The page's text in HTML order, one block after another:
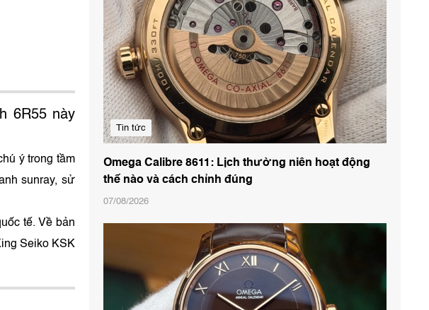
6R55 này
ý trong tầm
sunray, sử
tế. Về bản
Seiko KSK
Tin tức
Omega Calibre 8611: Lịch thường niên hoạt động
thế nào và cách chỉnh đúng
07/08/2026